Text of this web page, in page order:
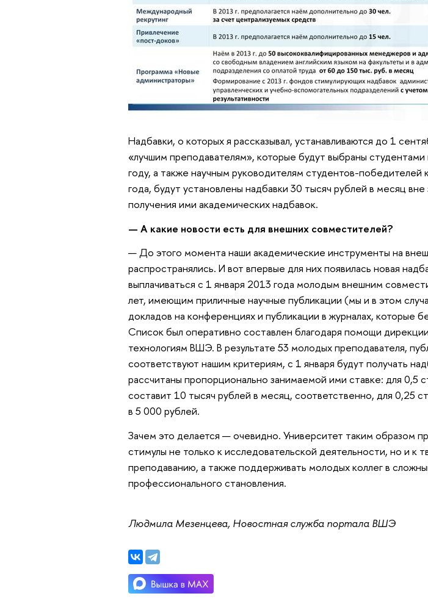
Надбавки, о которых я рассказывал, устанавливаются до 1
«лучшим преподавателям», которые будут выбраны
году, а также научным руководителям студентов-
года, будут установлены надбавки 30 тысяч рублей в месяц
получения ими академических надбавок.
— А какие новости есть для внешних совместителей?
— До этого момента наши академические инструменты на
распространялись. И вот впервые для них появилась новая
выплачиваться с 1 января 2013 года молодым внешним
лет, имеющим приличные научные публикации (мы и в этом
докладов на конференциях и публикации в журналах, которые
Список был оперативно составлен благодаря помощи
технологиям ВШЭ. В результате 53 молодых преподавателя,
соответствуют нашим критериям, с 1 января будут получать
рассчитаны пропорционально занимаемой ими ставке: для 0,5
составит 10 тысяч рублей в месяц, соответственно, для 0,25
в 5 000 рублей.
Зачем это делается — очевидно. Университет таким образом
стимулы не только к исследовательской деятельности, но и к
преподаванию, а также поддерживать молодых коллег в
профессионального становления.
Людмила Мезенцева, Новостная служба портала ВШЭ